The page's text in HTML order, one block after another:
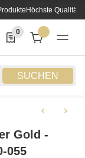
Höchste Qualität
SUCHEN
Notifizierungen
0
0 Produkte in der
Gold -
055